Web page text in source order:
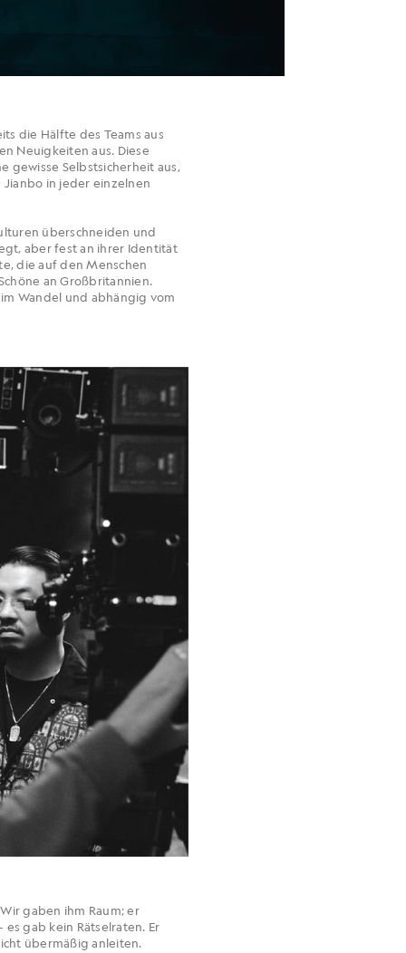
die Hälfte des Teams aus
Neuigkeiten aus. Diese
gewisse Selbstsicherheit aus,
in jeder einzelnen
überschneiden und
aber fest an ihrer Identität
die auf den Menschen
an Großbritannien.
Wandel und abhängig vom
gaben ihm Raum; er
gab kein Rätselraten. Er
übermäßig anleiten.